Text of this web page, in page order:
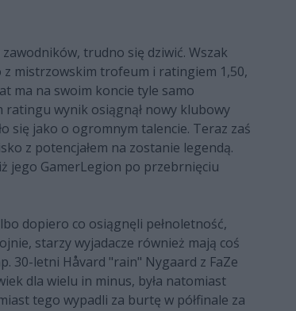
trudno się dziwić. Wszak
z mistrzowskim trofeum i ratingiem 1,50,
ma na swoim koncie tyle samo
ratingu wynik osiągnął nowy klubowy
się jako o ogromnym talencie. Teraz zaś
z potencjałem na zostanie legendą.
jego GamerLegion po przebrnięciu
dopiero co osiągnęli pełnoletność,
starzy wyjadacze również mają coś
30-letni Håvard "rain" Nygaard z FaZe
dla wielu in minus, była natomiast
tego wypadli za burtę w półfinale za